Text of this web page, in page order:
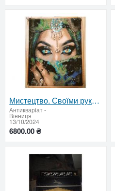
Мистецтво. Своїми руками
Антикварiат-
Вінниця
13/10/2024
6800.00 ₴